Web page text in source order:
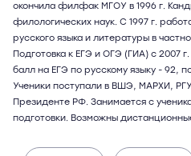
окончила филфак МГОУ в 1996 г.
филологических наук. С 1997 г.
русского языка и литературы в
Подготовка к ЕГЭ и ОГЭ (ГИА) с 2007
балл на ЕГЭ по русскому языку - 92,
Ученики поступали в ВШЭ, МАРХИ,
Президенте РФ. Занимается с
подготовки. Возможны